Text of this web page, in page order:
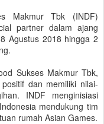
Makmur Tbk (INDF)
partner dalam ajang
Agustus 2018 hingga 2
Sukses Makmur Tbk,
dan memiliki nilai-
INDF menginisiasi
mendukung tim
rumah Asian Games.